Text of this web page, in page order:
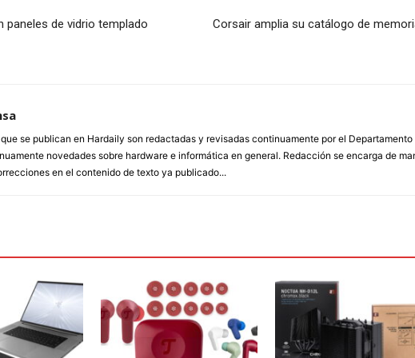
paneles de vidrio templado
Corsair amplia su catálogo de
se publican en Hardaily son redactadas y revisadas continuamente por el Departamento
novedades sobre hardware e informática en general. Redacción se encarga de
en el contenido de texto ya publicado...